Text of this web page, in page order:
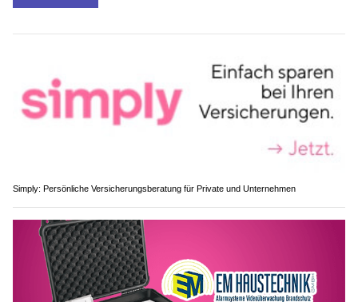
Simply: Persönliche Versicherungsberatung für Private und Unternehmen